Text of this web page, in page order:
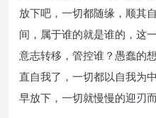
放下吧，一切都随缘，顺其
间，属于谁的就是谁的，这
意志转移，管控谁？愚蠢的
直自我了，一切都以自我为
早放下，一切就慢慢的迎刃而